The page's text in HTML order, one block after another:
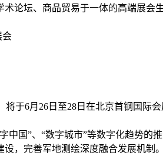
论坛、商品贸易于一体的高端展会生
会
于6月26日至28日在北京首钢国
国”、“数字城市”等数字化趋势
，完善军地测绘深度融合发展机